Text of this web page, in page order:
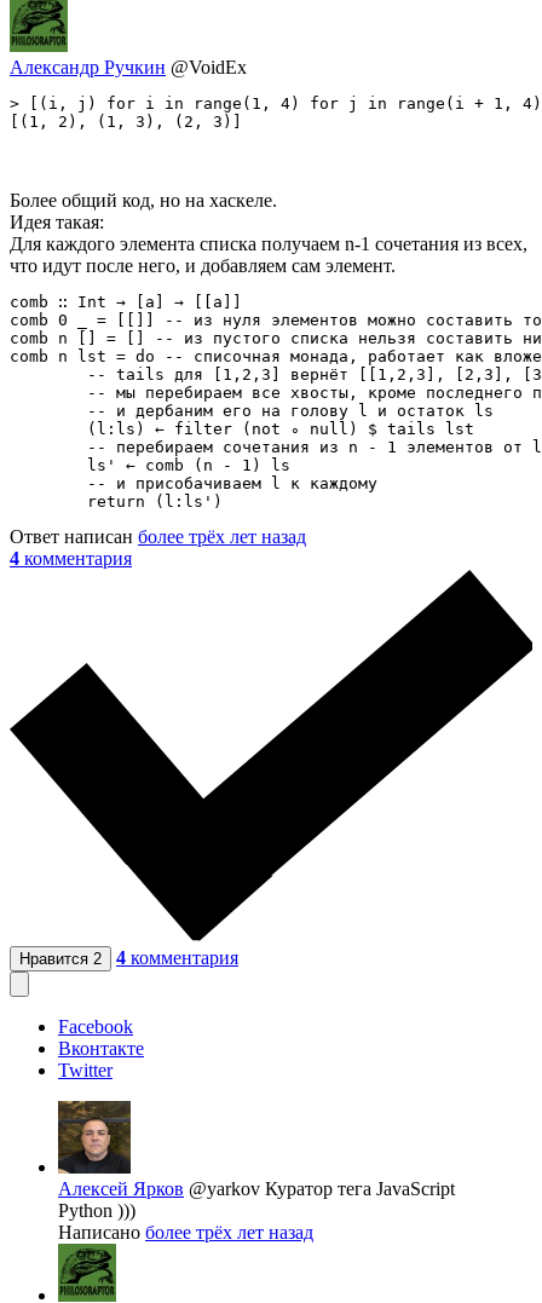
Александр Ручкин @VoidEx
> [(i, j) for i in range(1, 4) for j in range(i + 1,
[(1, 2), (1, 3), (2, 3)]
Более общий код, но на хаскеле.
Идея такая:
Для каждого элемента списка получаем n-1 сочетания из всех,
что идут после него, и добавляем сам элемент.
comb ∷ Int → [a] → [[a]]
comb 0 _ = [[]] -- из нуля элементов можно составить
comb n [] = [] -- из пустого списка нельзя составить
comb n lst = do -- списочная монада, работает как
	return (l:ls')
Ответ написан более трёх лет назад
4 комментария
Нравится 2 4 комментария
Facebook
Вконтакте
Twitter
Алексей Ярков @yarkov Куратор тега JavaScript
Python )))
Написано более трёх лет назад